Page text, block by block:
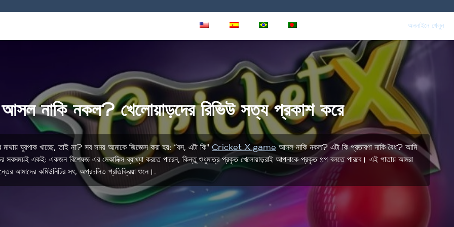
অনলাইনে খেলুন
নাকি নকল? খেলোয়াড়দের রিভিউ সত্য প্রকাশ করে
ঘুরপাক খাচ্ছে, তাই না? সব সময় আমাকে জিজ্ঞেস করা হয়: “বস, এটা কি" Cricket X game আসল নাকি নকল? এটা কি প্রতারণা নাকি বৈধ? আমি
সবসময়ই একই: একজন বিশেষজ্ঞ এর মেকানিক্স ব্যাখ্যা করতে পারেন, কিন্তু শুধুমাত্র প্রকৃত খেলোয়াড়রাই আপনাকে প্রকৃত গল্প বলতে পারবে। এই পাতায় আমরা
আমাদের কমিউনিটির সৎ, অপ্রচলিত প্রতিক্রিয়া শুনে।.